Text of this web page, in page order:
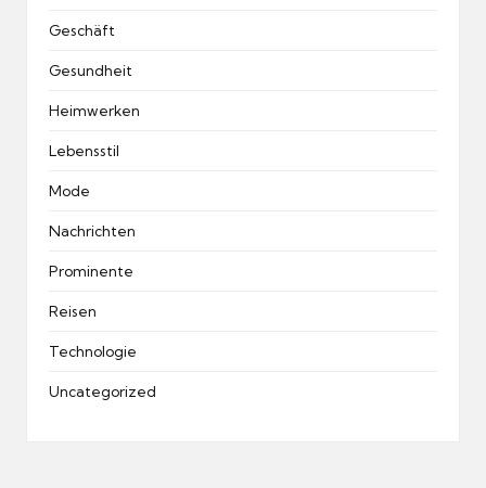
Geschäft
Gesundheit
Heimwerken
Lebensstil
Mode
Nachrichten
Prominente
Reisen
Technologie
Uncategorized